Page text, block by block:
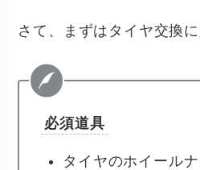
さて、まずはタイヤ交換
必須道具
タイヤのホイール